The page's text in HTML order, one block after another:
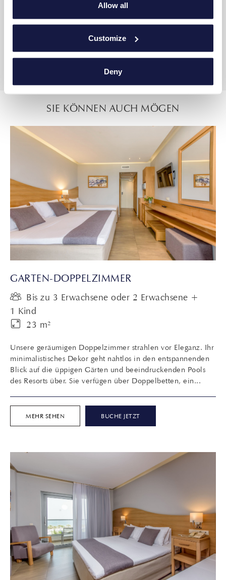
Allow all
Customize
Deny
Ein Schlafzimmer mit zwei Einzelbetten oder Doppelbetten
SIE KÖNNEN AUCH MÖGEN
GARTEN-DOPPELZIMMER
Bis zu 3 Erwachsene oder 2 Erwachsene +
1 Kind
23 m²
Unsere geräumigen Doppelzimmer strahlen vor Eleganz. Ihr
minimalistisches Dekor geht nahtlos in den entspannenden
Blick auf die üppigen Gärten und beeindruckenden Pools
des Resorts über. Sie verfügen über Doppelbetten, ein...
MEHR SEHEN BUCHE JETZT